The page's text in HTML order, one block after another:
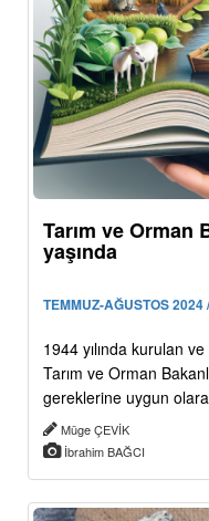
Tarım ve Orman
yaşında
TEMMUZ-AĞUSTOS 2024
1944 yılında kurulan
Tarım ve Orman
gereklerine uygun
Müge ÇEVİK
İbrahim BAĞCI